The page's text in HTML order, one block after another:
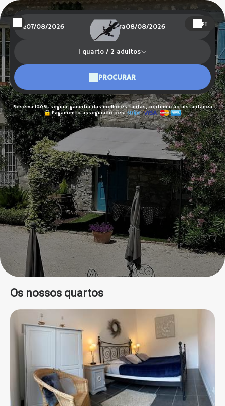
PT
De para
1 quarto / 2 adultos
PROCURAR
Reserva 100% segura, garantia das melhores tarifas, confirmação instantânea
Pagamento assegurado pela
Os nossos quartos